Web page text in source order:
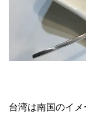
台湾は南国のイ